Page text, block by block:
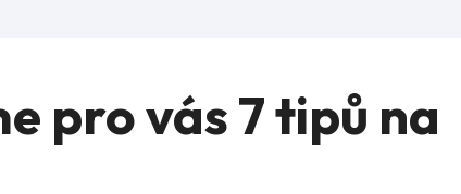
pro vás 7 tipů na